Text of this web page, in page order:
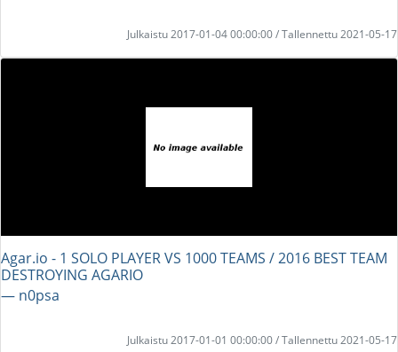
Julkaistu 2017-01-04 00:00:00 / Tallennettu 2021-05-17
Agar.io - 1 SOLO PLAYER VS 1000 TEAMS / 2016 BEST TEAM
DESTROYING AGARIO
― n0psa
Julkaistu 2017-01-01 00:00:00 / Tallennettu 2021-05-17